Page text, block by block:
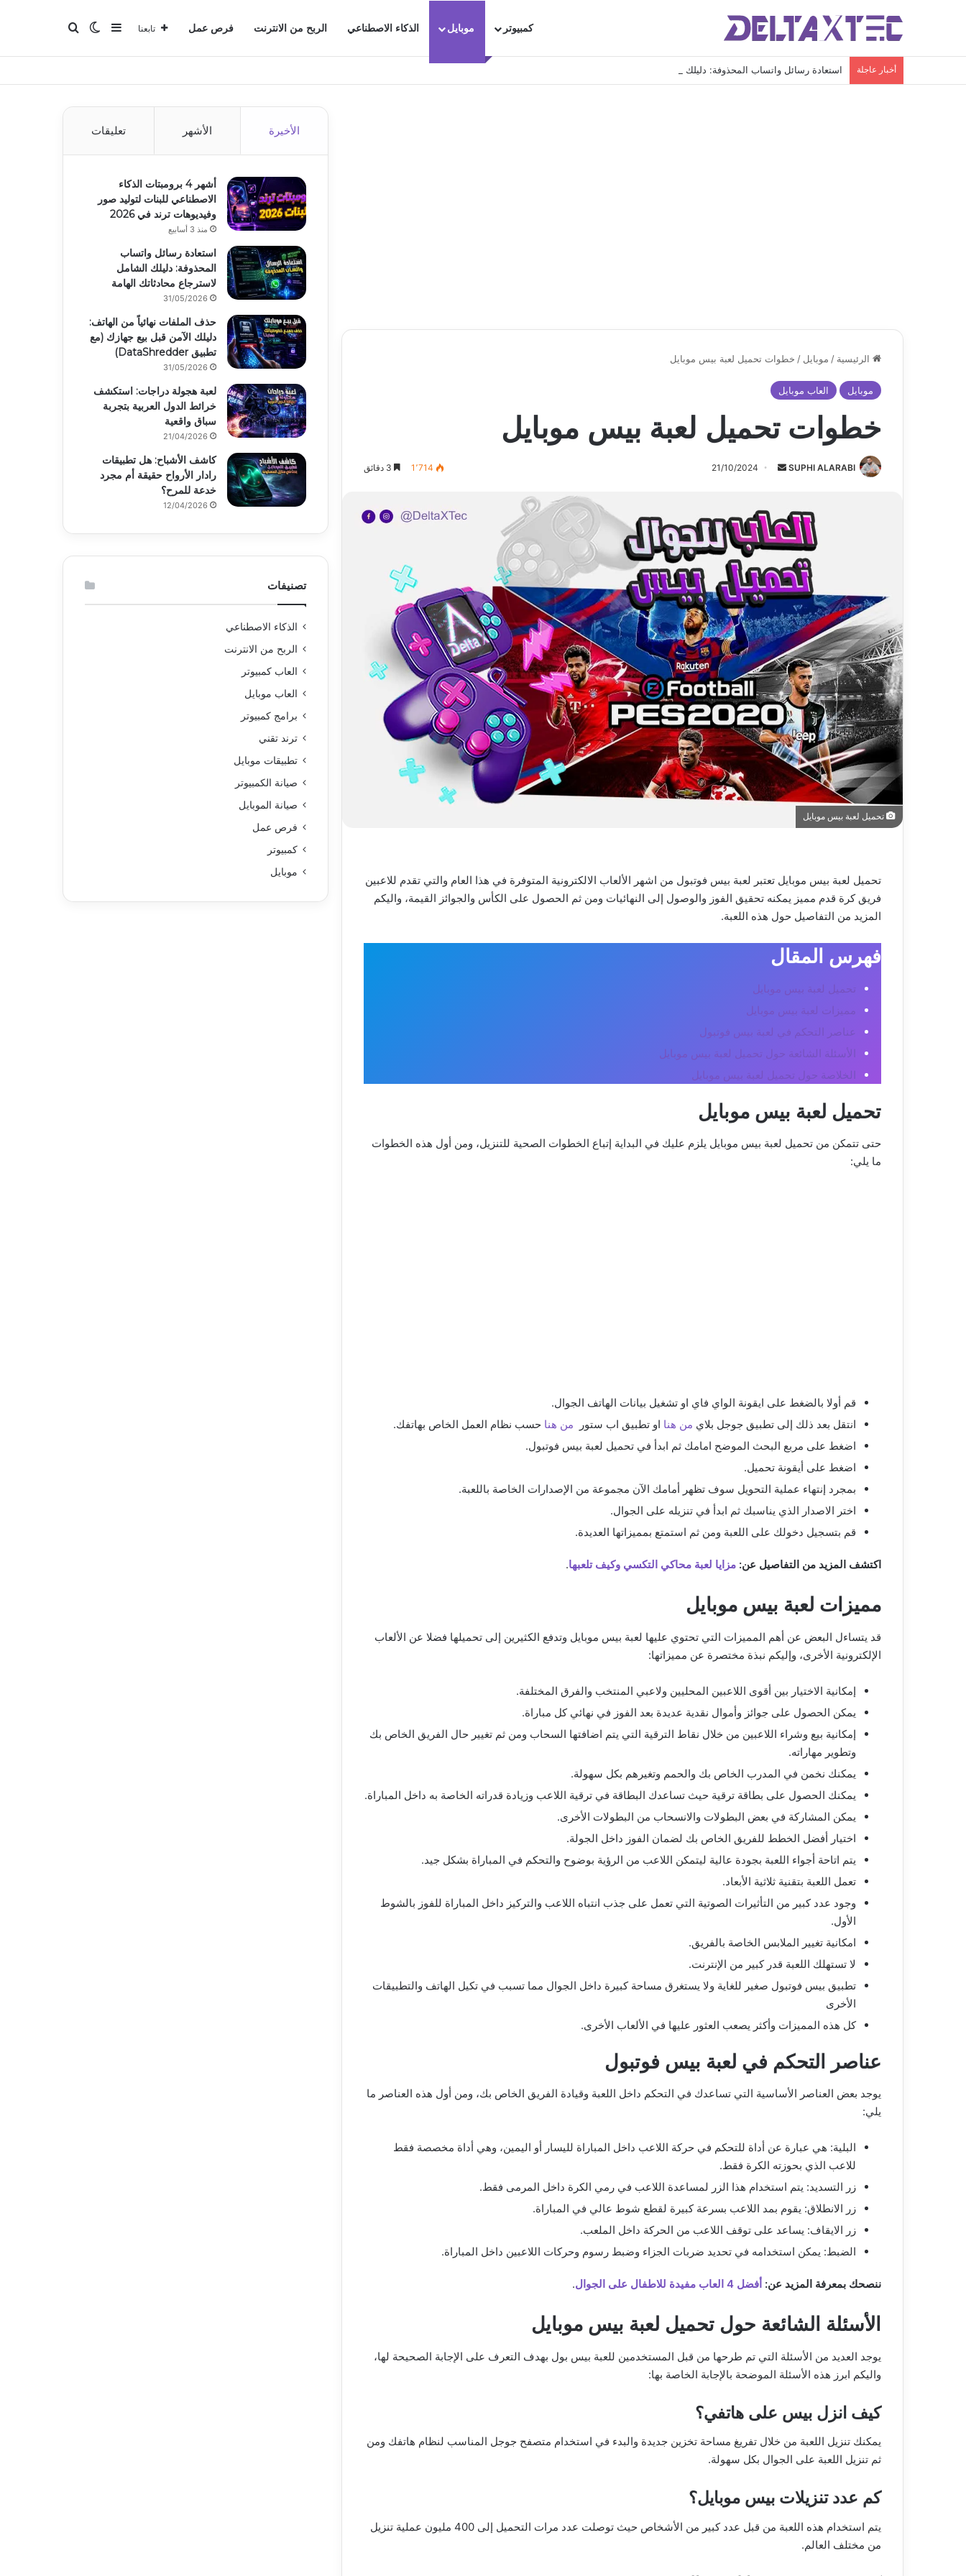
كمبيوتر موبايل الذكاء الاصطناعي الربح من الانترنت فرص عمل تابعنا إضافة عمود جانبي
الوضع المظلم
بحث عن
أخبار عاجلة استعادة رسائل واتساب المحذوفة: دليلك الشامل لاسترجاع محادثاتك الهامة
الرئيسية / موبايل / خطوات تحميل لعبة بيس موبايل
موبايل العاب موبايل
خطوات تحميل لعبة بيس موبايل
SUPHI ALARABI
أرسل 21/10/2024 1٬714
تحميل لعبة بيس موبايل
تحميل لعبة بيس موبايل تعتبر لعبة بيس فوتبول من اشهر الألعاب الالكترونية المتوفرة في هذا العام والتي تقدم للاعبين
فريق كرة قدم مميز يمكنه تحقيق الفوز والوصول إلى النهائيات ومن ثم الحصول على الكأس والجوائز القيمة، واليكم
المزيد من التفاصيل حول هذه اللعبة.
فهرس المقال
تحميل لعبة بيس موبايل
مميزات لعبة بيس موبايل
عناصر التحكم في لعبة بيس فوتبول
الأسئلة الشائعة حول تحميل لعبة بيس موبايل
الخلاصة حول تحميل لعبة بيس موبايل
تحميل لعبة بيس موبايل
حتى تتمكن من تحميل لعبة بيس موبايل يلزم عليك في البداية إتباع الخطوات الصحية للتنزيل، ومن أول هذه الخطوات
ما يلي:
قم أولا بالضغط على ايقونة الواي فاي او تشغيل بيانات الهاتف الجوال.
انتقل بعد ذلك إلى تطبيق جوجل بلاي من هنا او تطبيق اب ستور من هنا حسب نظام العمل الخاص بهاتفك.
اضغط على مربع البحث الموضح امامك ثم ابدأ في تحميل لعبة بيس فوتبول.
اضغط على أيقونة تحميل.
بمجرد إنتهاء عملية التحويل سوف تظهر أمامك الآن مجموعة من الإصدارات الخاصة باللعبة.
اختر الاصدار الذي يناسبك ثم ابدأ في تنزيله على الجوال.
قم بتسجيل دخولك على اللعبة ومن ثم استمتع بمميزاتها العديدة.
اكتشف المزيد من التفاصيل عن: مزايا لعبة محاكي التكسي وكيف تلعبها.
مميزات لعبة بيس موبايل
قد يتساءل البعض عن أهم المميزات التي تحتوي عليها لعبة بيس موبايل وتدفع الكثيرين إلى تحميلها فضلا عن الألعاب
الإلكترونية الأخرى، وإليكم نبذة مختصرة عن مميزاتها:
إمكانية الاختيار بين أقوى اللاعبين المحليين ولاعبي المنتخب والفرق المختلفة.
يمكن الحصول على جوائز وأموال نقدية عديدة بعد الفوز في نهائي كل مباراة.
إمكانية بيع وشراء اللاعبين من خلال نقاط الترقية التي يتم اضافتها السحاب ومن ثم تغيير حال الفريق الخاص بك
وتطوير مهاراته.
يمكنك نخمن في المدرب الخاص بك والحمم وتغيرهم بكل سهولة.
يمكنك الحصول على بطاقة ترقية حيث تساعدك البطاقة في ترقية اللاعب وزيادة قدراته الخاصة به داخل المباراة.
يمكن المشاركة في بعض البطولات والانسحاب من البطولات الأخرى.
اختيار أفضل الخطط للفريق الخاص بك لضمان الفوز داخل الجولة.
يتم اتاحة أجواء اللعبة بجودة عالية ليتمكن اللاعب من الرؤية بوضوح والتحكم في المباراة بشكل جيد.
تعمل اللعبة بتقنية ثلاثية الأبعاد.
وجود عدد كبير من التأثيرات الصوتية التي تعمل على جذب انتباه اللاعب والتركيز داخل المباراة للفوز بالشوط
الأول.
امكانية تغيير الملابس الخاصة بالفريق.
لا تستهلك اللعبة قدر كبير من الإنترنت.
تطبيق بيس فوتبول صغير للغاية ولا يستغرق مساحة كبيرة داخل الجوال مما تسبب في تكيل الهاتف والتطبيقات
الأخرى
كل هذه المميزات وأكثر يصعب العثور عليها في الألعاب الأخرى.
عناصر التحكم في لعبة بيس فوتبول
يوجد بعض العناصر الأساسية التي تساعدك في التحكم داخل اللعبة وقيادة الفريق الخاص بك، ومن أول هذه العناصر ما
يلي:
البلية: هي عبارة عن أداة للتحكم في حركة اللاعب داخل المباراة لليسار أو اليمين، وهي أداة مخصصة فقط
للاعب الذي بحوزته الكرة فقط.
زر التسديد: يتم استخدام هذا الزر لمساعدة اللاعب في رمي الكرة داخل المرمى فقط.
زر الانطلاق: يقوم بمد اللاعب بسرعة كبيرة لقطع شوط عالي في المباراة.
زر الايقاف: يساعد على توقف اللاعب من الحركة داخل الملعب.
الضبط: يمكن استخدامه في تحديد ضربات الجزاء وضبط رسوم وحركات اللاعبين داخل المباراة.
ننصحك بمعرفة المزيد عن: أفضل 4 العاب مفيدة للاطفال على الجوال .
الأسئلة الشائعة حول تحميل لعبة بيس موبايل
يوجد العديد من الأسئلة التي تم طرحها من قبل المستخدمين للعبة بيس بول بهدف التعرف على الإجابة الصحيحة لها،
واليكم ابرز هذه الأسئلة الموضحة بالإجابة الخاصة بها:
كيف انزل بيس على هاتفي؟
يمكنك تنزيل اللعبة من خلال تفريغ مساحة تخزين جديدة والبدء في استخدام متصفح جوجل المناسب لنظام هاتفك ومن
ثم تنزيل اللعبة على الجوال بكل سهولة.
كم عدد تنزيلات بيس موبايل؟
يتم استخدام هذه اللعبة من قبل عدد كبير من الأشخاص حيث توصلت عدد مرات التحميل إلى 400 مليون عملية تنزيل
من مختلف العالم.
الأخيرة الأشهر تعليقات
أشهر 4 برومبتات الذكاء
الاصطناعي للبنات لتوليد صور
وفيديوهات ترند في 2026
منذ 3 أسابيع
استعادة رسائل واتساب
المحذوفة: دليلك الشامل
لاسترجاع محادثاتك الهامة
31/05/2026
حذف الملفات نهائياً من الهاتف:
دليلك الآمن قبل بيع جهازك (مع
تطبيق DataShredder)
31/05/2026
لعبة هجولة دراجات: استكشف
خرائط الدول العربية بتجربة
سباق واقعية
21/04/2026
كاشف الأشباح: هل تطبيقات
رادار الأرواح حقيقة أم مجرد
خدعة للمرح؟
12/04/2026
تصنيفات
الذكاء الاصطناعي
الربح من الانترنت
العاب كمبيوتر
العاب موبايل
برامج كمبيوتر
ترند تقني
تطبيقات موبايل
صيانة الكمبيوتر
صيانة الموبايل
فرص عمل
كمبيوتر
موبايل